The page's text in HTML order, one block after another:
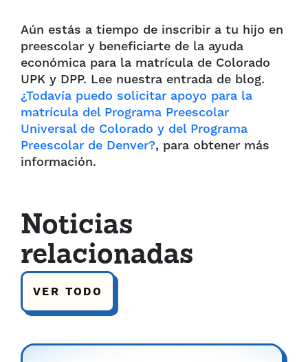
Aún estás a tiempo de inscribir a tu hijo en
preescolar y beneficiarte de la ayuda
económica para la matrícula de Colorado
UPK y DPP. Lee nuestra entrada de blog.
¿Todavía puedo solicitar apoyo para la
matrícula del Programa Preescolar
Universal de Colorado y del Programa
Preescolar de Denver?, para obtener más
información.
Noticias
relacionadas
VER TODO